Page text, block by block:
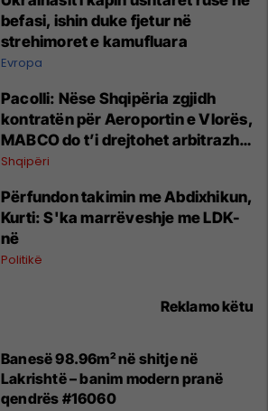
befasi, ishin duke fjetur në
strehimoret e kamufluara
Evropa
Pacolli: Nëse Shqipëria zgjidh
kontratën për Aeroportin e Vlorës,
MABCO do t’i drejtohet arbitrazhit
ndërkombëtar
Shqipëri
Përfundon takimin me Abdixhikun,
Kurti: S'ka marrëveshje me LDK-
në
Politikë
Reklamo këtu
Banesë 98.96m² në shitje në
Lakrishtë – banim modern pranë
qendrës #16060